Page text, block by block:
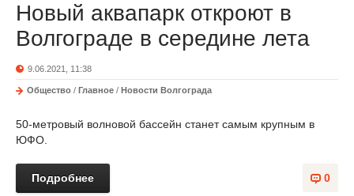
Новый аквапарк откроют в
Волгограде в середине лета
9.06.2021, 11:38
Общество / Главное / Новости Волгограда
50-метровый волновой бассейн станет самым крупным в
ЮФО.
0
Подробнее